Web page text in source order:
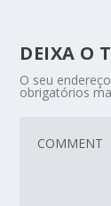
DEIXA O
O seu
obrigatórios